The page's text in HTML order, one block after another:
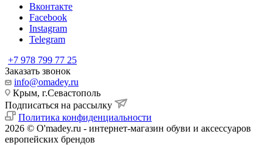
Вконтакте
Facebook
Instagram
Telegram
+7 978 799 77 25
Заказать звонок
info@omadey.ru
Крым, г.Севастополь
Подписаться на рассылку
Политика конфиденциальности
2026 © O'madey.ru - интернет-магазин обуви и аксессуаров
европейских брендов